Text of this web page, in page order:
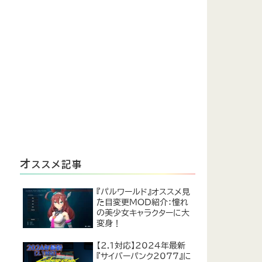
オ ススメ記事
『パルワールド』オススメ見
た目変更MOD紹介：憧れ
の美少女キャラクターに大
変身！
【2.1対応】2024年最新
『サイバーパンク2077』に